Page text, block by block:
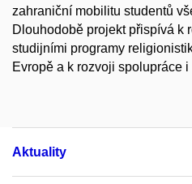
zahraniční mobilitu studentů
Dlouhodobě projekt přispívá k
studijními programy
Evropě a k rozvoji spolupráce
Aktuality